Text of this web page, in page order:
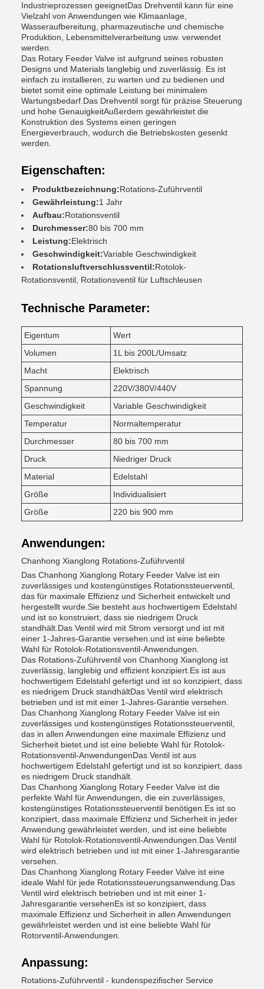
Industrieprozessen geeignetDas Drehventil kann für eine
Vielzahl von Anwendungen wie Klimaanlage,
Wasseraufbereitung, pharmazeutische und chemische
Produktion, Lebensmittelverarbeitung usw. verwendet
werden.
Das Rotary Feeder Valve ist aufgrund seines robusten
Designs und Materials langlebig und zuverlässig. Es ist
einfach zu installieren, zu warten und zu bedienen und
bietet somit eine optimale Leistung bei minimalem
Wartungsbedarf.Das Drehventil sorgt für präzise Steuerung
und hohe GenauigkeitAußerdem gewährleistet die
Konstruktion des Systems einen geringen
Energieverbrauch, wodurch die Betriebskosten gesenkt
werden.
Eigenschaften:
Produktbezeichnung:Rotations-Zuführventil
Gewährleistung:1 Jahr
Aufbau:Rotationsventil
Durchmesser:80 bis 700 mm
Leistung:Elektrisch
Geschwindigkeit:Variable Geschwindigkeit
Rotationsluftverschlussventil:Rotolok-
Rotationsventil, Rotationsventil für Luftschleusen
Technische Parameter:
Eigentum
Wert
Volumen
1L bis 200L/Umsatz
Macht
Elektrisch
Spannung
220V/380V/440V
Geschwindigkeit
Variable Geschwindigkeit
Temperatur
Normaltemperatur
Durchmesser
80 bis 700 mm
Druck
Niedriger Druck
Material
Edelstahl
Größe
Individualisiert
Größe
220 bis 900 mm
Anwendungen:
Chanhong Xianglong Rotations-Zuführventil
Das Chanhong Xianglong Rotary Feeder Valve ist ein
zuverlässiges und kostengünstiges Rotationssteuerventil,
das für maximale Effizienz und Sicherheit entwickelt und
hergestellt wurde.Sie besteht aus hochwertigem Edelstahl
und ist so konstruiert, dass sie niedrigem Druck
standhält.Das Ventil wird mit Strom versorgt und ist mit
einer 1-Jahres-Garantie versehen.und ist eine beliebte
Wahl für Rotolok-Rotationsventil-Anwendungen.
Das Rotations-Zuführventil von Chanhong Xianglong ist
zuverlässig, langlebig und effizient konzipiert.Es ist aus
hochwertigem Edelstahl gefertigt und ist so konzipiert, dass
es niedrigem Druck standhältDas Ventil wird elektrisch
betrieben und ist mit einer 1-Jahres-Garantie versehen.
Das Chanhong Xianglong Rotary Feeder Valve ist ein
zuverlässiges und kostengünstiges Rotationssteuerventil,
das in allen Anwendungen eine maximale Effizienz und
Sicherheit bietet.und ist eine beliebte Wahl für Rotolok-
Rotationsventil-AnwendungenDas Ventil ist aus
hochwertigem Edelstahl gefertigt und ist so konzipiert, dass
es niedrigem Druck standhält.
Das Chanhong Xianglong Rotary Feeder Valve ist die
perfekte Wahl für Anwendungen, die ein zuverlässiges,
kostengünstiges Rotationssteuerventil benötigen.Es ist so
konzipiert, dass maximale Effizienz und Sicherheit in jeder
Anwendung gewährleistet werden, und ist eine beliebte
Wahl für Rotolok-Rotationsventil-Anwendungen.Das Ventil
wird elektrisch betrieben und ist mit einer 1-Jahresgarantie
versehen.
Das Chanhong Xianglong Rotary Feeder Valve ist eine
ideale Wahl für jede Rotationssteuerungsanwendung.Das
Ventil wird elektrisch betrieben und ist mit einer 1-
Jahresgarantie versehenEs ist so konzipiert, dass
maximale Effizienz und Sicherheit in allen Anwendungen
gewährleistet werden und ist eine beliebte Wahl für
Rotorventil-Anwendungen.
Anpassung:
Rotations-Zuführventil - kundenspezifischer Service